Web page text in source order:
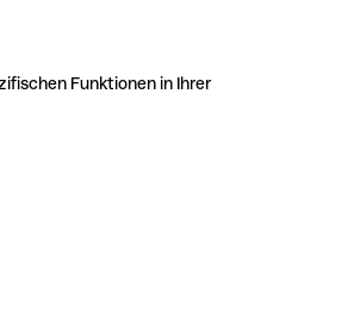
Funktionen in Ihrer